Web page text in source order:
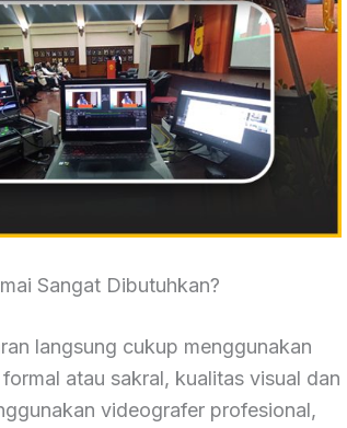
Sangat Dibutuhkan?
langsung cukup menggunakan
atau sakral, kualitas visual dan
videografer profesional,